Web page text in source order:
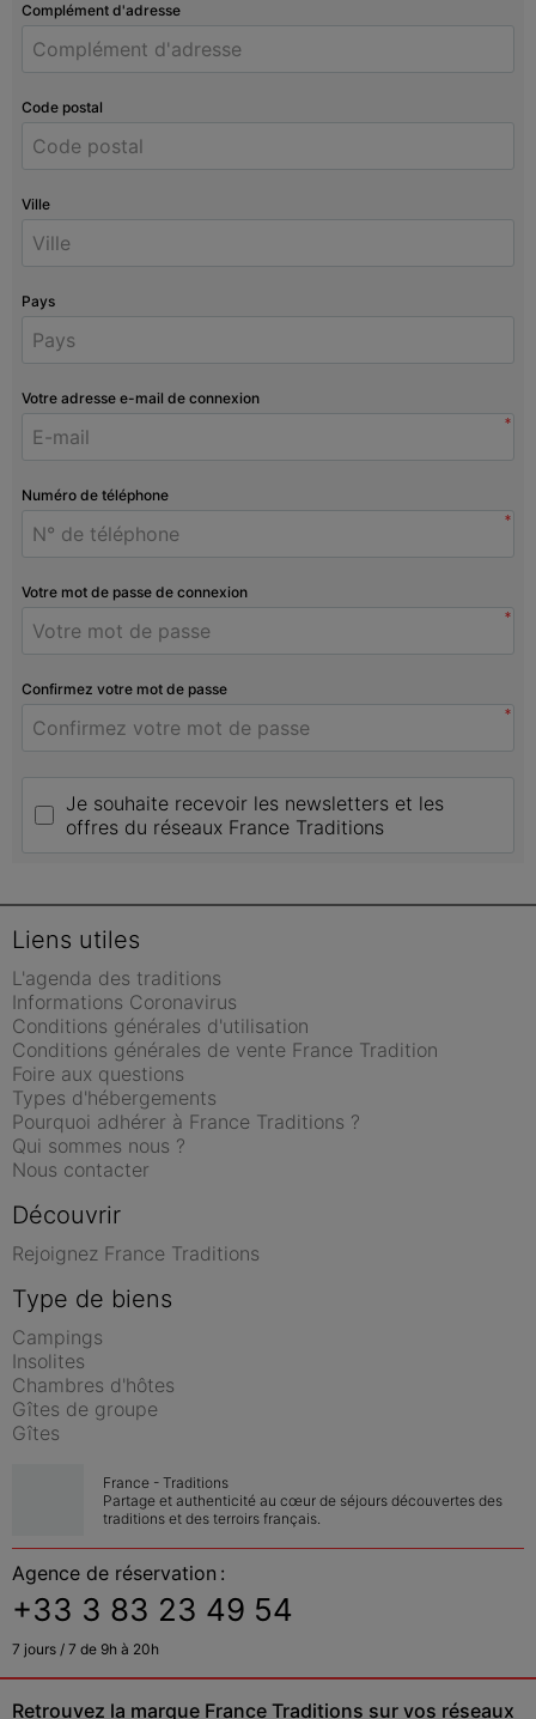
Complément d'adresse
Code postal
Ville
Pays
Votre adresse e-mail de connexion
*
Numéro de téléphone
*
Votre mot de passe de connexion
*
Confirmez votre mot de passe
*
Je souhaite recevoir les newsletters et les
offres du réseaux France Traditions
Liens utiles
L'agenda des traditions
Informations Coronavirus
Conditions générales d'utilisation
Conditions générales de vente France Tradition
Foire aux questions
Types d'hébergements
Pourquoi adhérer à France Traditions ?
Qui sommes nous ?
Nous contacter
Découvrir
Rejoignez France Traditions
Type de biens
Campings
Insolites
Chambres d'hôtes
Gîtes de groupe
Gîtes
France - Traditions
Partage et authenticité au cœur de séjours découvertes des
traditions et des terroirs français.
Agence de réservation :
+33 3 83 23 49 54
7 jours / 7 de 9h à 20h
Retrouvez la marque France Traditions sur vos réseaux